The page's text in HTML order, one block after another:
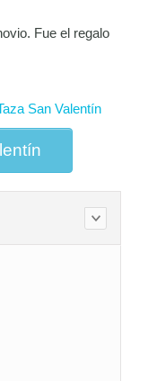
Fue el regalo
San Valentín